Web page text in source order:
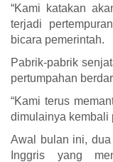
“Kami katakan
terjadi
bicara pemerintah.
Pabrik-pabrik
pertumpahan
“Kami terus
dimulainya kembali
Awal bulan ini,
Inggris yang